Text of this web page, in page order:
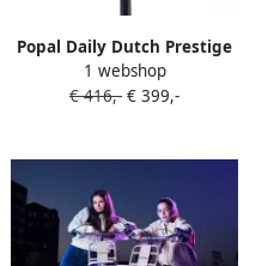
Popal Daily Dutch Prestige
N3 VB Transportfiets
Stadsfiets Aluminium Frame
1 webshop
€ 416,- € 399,-